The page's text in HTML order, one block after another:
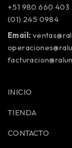
+51 980 660 403
(01) 245 0984
Email:
INICIO
TIENDA
CONTACTO